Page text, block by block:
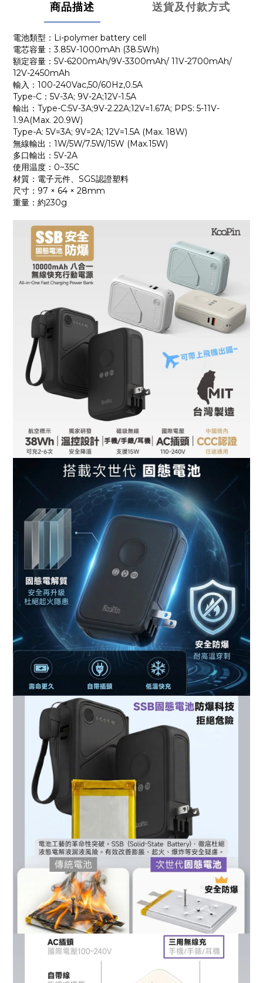
商品描述 送貨及付款方式
電池類型：Li-polymer battery cell
電芯容量：3.85V-1000mAh (38.5Wh)
額定容量：5V-6200mAh/9V-3300mAh/ 11V-2700mAh/
12V-2450mAh
輸入：100-240Vac,50/60Hz,0.5A
Type-C：5V-3A; 9V-2A;12V-1.5A
輸出：Type-C:5V-3A;9V-2.22A;12V=1.67A; PPS: 5-11V-
1.9A(Max. 20.9W)
Type-A: 5V=3A; 9V=2A; 12V=1.5A (Max. 18W)
無線輸出：1W/5W/7.5W/15W (Max.15W)
多口輸出：5V-2A
使用温度：0~35C
材質：電子元件、SGS認證塑料
尺寸：97 × 64 × 28mm
重量：約230g